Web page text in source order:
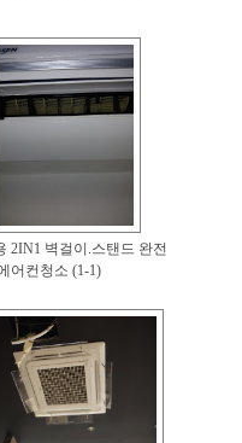
2IN1 벽걸이.스탠드 완전
어컨청소 (1-1)